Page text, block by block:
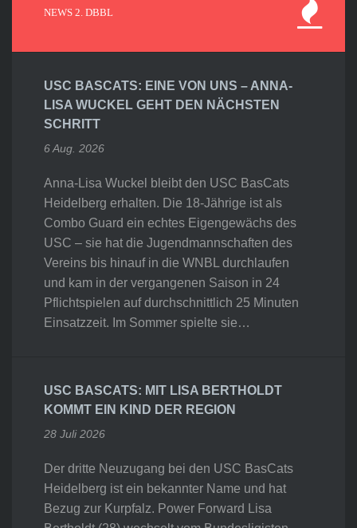
NEWS 2. DBBL
USC BASCATS: EINE VON UNS – ANNA-
LISA WUCKEL GEHT DEN NÄCHSTEN
SCHRITT
6 Aug. 2026
Anna-Lisa Wuckel bleibt den USC BasCats
Heidelberg erhalten. Die 18-Jährige ist als
Combo Guard ein echtes Eigengewächs des
USC – sie hat die Jugendmannschaften des
Vereins bis hinauf in die WNBL durchlaufen
und kam in der vergangenen Saison in 24
Pflichtspielen auf durchschnittlich 25 Minuten
Einsatzzeit. Im Sommer spielte sie…
USC BASCATS: MIT LISA BERTHOLDT
KOMMT EIN KIND DER REGION
28 Juli 2026
Der dritte Neuzugang bei den USC BasCats
Heidelberg ist ein bekannter Name und hat
Bezug zur Kurpfalz. Power Forward Lisa